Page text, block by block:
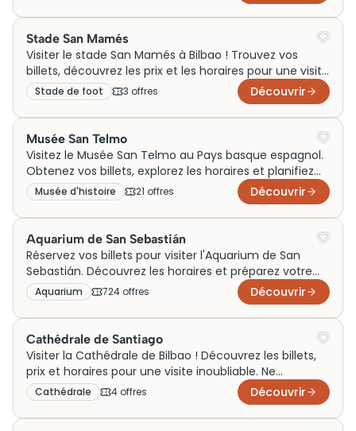
Stade San Mamés
Visiter le stade San Mamés à Bilbao ! Trouvez vos
billets, découvrez les prix et les horaires pour une visite
inoubliable. Ne manquez pas cette expérience unique
!
Stade de foot 3 offres Découvrir
Musée San Telmo
Visitez le Musée San Telmo au Pays basque espagnol.
Obtenez vos billets, explorez les horaires et planifiez
votre visite dès aujourd'hui !
Musée d'histoire 21 offres Découvrir
Aquarium de San Sebastián
Réservez vos billets pour visiter l'Aquarium de San
Sebastián. Découvrez les horaires et préparez votre
visite au cœur du Pays basque espagnol.
Aquarium 724 offres Découvrir
Cathédrale de Santiago
Visiter la Cathédrale de Bilbao ! Découvrez les billets,
prix et horaires pour une visite inoubliable. Ne
manquez pas ce joyau architectural !
Cathédrale 4 offres Découvrir